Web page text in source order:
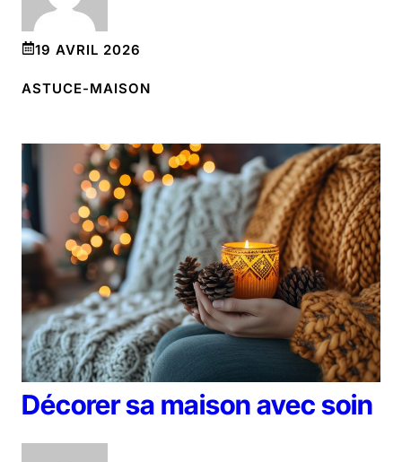
19 AVRIL 2026
ASTUCE-MAISON
Décorer sa maison avec soin